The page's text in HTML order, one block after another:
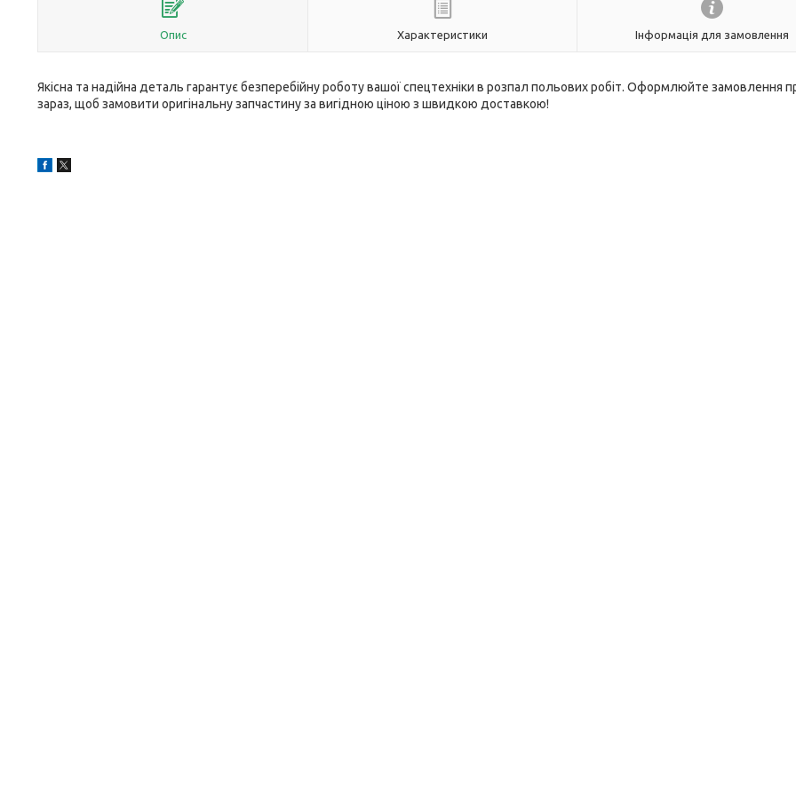
Опис Характеристики Інформація для замовлення
Якісна та надійна деталь гарантує безперебійну роботу вашої спецтехніки в розпал польових робіт. Оформлюйте замовлення
зараз, щоб замовити оригінальну запчастину за вигідною ціною з швидкою доставкою!